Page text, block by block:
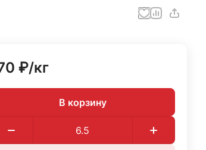
₽/кг
В корзину